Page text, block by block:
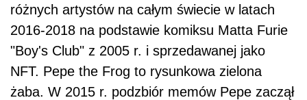
różnych artystów na całym świecie w latach
2016-2018 na podstawie komiksu Matta Furie
"Boy's Club" z 2005 r. i sprzedawanej jako
NFT. Pepe the Frog to rysunkowa zielona
żaba. W 2015 r. podzbiór memów Pepe zaczął